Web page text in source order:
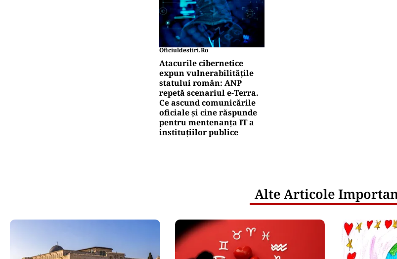
Oficiuldestiri.ro
Atacurile cibernetice
expun vulnerabilitățile
statului român: ANP
repetă scenariul e‑Terra.
Ce ascund comunicările
oficiale și cine răspunde
pentru mentenanța IT a
instituțiilor publice
Alte Articole